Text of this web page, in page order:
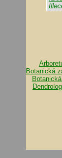
Botanická